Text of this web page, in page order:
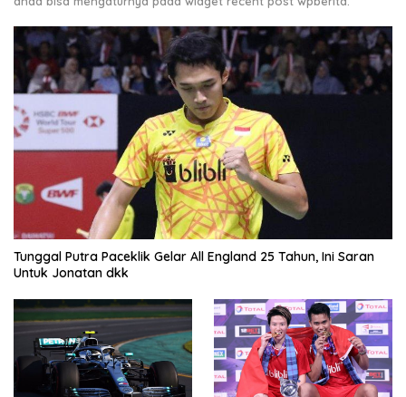
Tunggal Putra Paceklik Gelar All England 25 Tahun, Ini Saran
Untuk Jonatan dkk